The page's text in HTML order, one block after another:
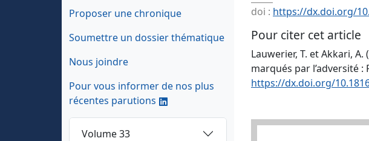
Proposer une chronique
Soumettre un dossier thématique
Nous joindre
Pour vous informer de nos plus
récentes parutions
Volume 33
doi : https://dx.doi.org/
Pour citer cet article
Lauwerier, T. et Akkari,
marqués par l’adversité :
https://dx.doi.org/